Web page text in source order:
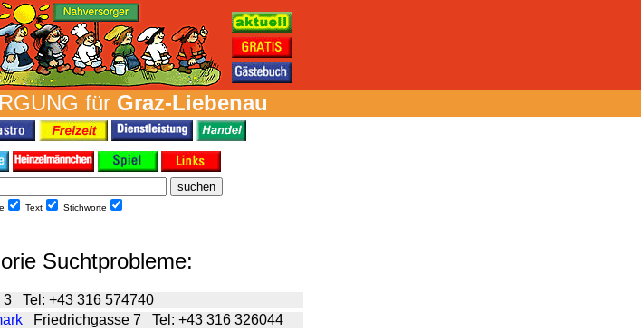
für Graz-Liebenau
Text Stich­worte
Suchtprobleme:
3 Tel: +43 316 574740
Friedrichgasse 7 Tel: +43 316 326044